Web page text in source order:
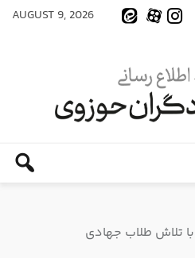
AUGUST 9, 2026